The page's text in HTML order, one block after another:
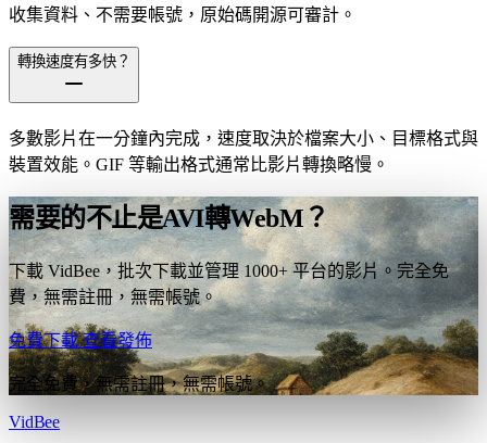
收集資料、不需要帳號，原始碼開源可審計。
轉換速度有多快？
多數影片在一分鐘內完成，速度取決於檔案大小、目標格式與
裝置效能。GIF 等輸出格式通常比影片轉換略慢。
需要的不止是AVI轉WebM？
下載 VidBee，批次下載並管理 1000+ 平台的影片。完全免
費，無需註冊，無需帳號。
免費下載查看發佈
完全免費，無需註冊，無需帳號。
VidBee